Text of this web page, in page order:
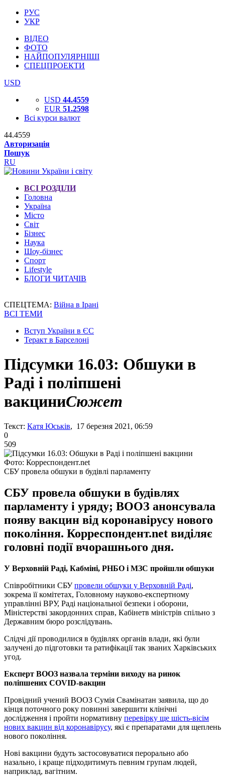
РУС
УКР
ВІДЕО
ФОТО
НАЙПОПУЛЯРНІШІ
СПЕЦПРОЕКТИ
USD
USD 44.4559
EUR 51.2598
Всі курси валют
44.4559
Авторизація
Пошук
RU
ВСІ РОЗДІЛИ
Головна
Україна
Місто
Світ
Бізнес
Наука
Шоу-бізнес
Спорт
Lifestyle
БЛОГИ ЧИТАЧІВ
СПЕЦТЕМА: Війна в Ірані
ВСІ ТЕМИ
Вступ України в ЄС
Теракт в Барселоні
Підсумки 16.03: Обшуки в
Раді і поліпшені
вакциниСюжет
Текст: Катя Юськів, 17 березня 2021, 06:59
0
509
Фото: Корреспондент.net
СБУ провела обшуки в будівлі парламенту
СБУ провела обшуки в будівлях
парламенту і уряду; ВООЗ анонсувала
появу вакцин від коронавірусу нового
покоління. Корреспондент.net виділяє
головні події вчорашнього дня.
У Верховній Раді, Кабміні, РНБО і МЗС пройшли обшуки
Співробітники СБУпровели обшуки у Верховній Раді,
зокрема її комітетах, Головному науково-експертному
управлінні ВРУ, Раді національної безпеки і оборони,
Міністерстві закордонних справ, Кабінетв міністрів спільно з
Державним бюро розслідувань.
Слідчі дії проводилися в будівлях органів влади, які були
залучені до підготовки та ратифікації так званих Харківських
угод.
Експерт ВООЗ назвала терміни виходу на ринок
поліпшених COVID-вакцин
Провідний учений ВООЗ Сумія Свамінатан заявила, що до
кінця поточного року повинні завершити клінічні
дослідження і пройти нормативну перевірку ще шість-вісім
нових вакцин від коронавірусу, які є препаратами для щеплень
нового покоління.
Нові вакцини будуть застосовуватися перорально або
назально, і краще підходитимуть певним групам людей,
наприклад, вагітним.